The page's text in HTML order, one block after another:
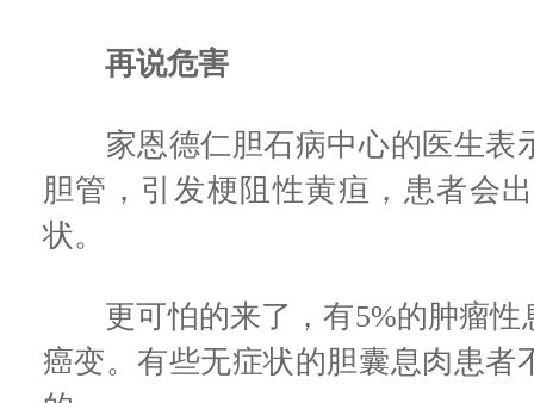
再说危害
家恩德仁胆石病中心的医生表
胆管，引发梗阻性黄疸，患者会
状。
更可怕的来了，有5%的肿瘤性
癌变。有些无症状的胆囊息肉患者